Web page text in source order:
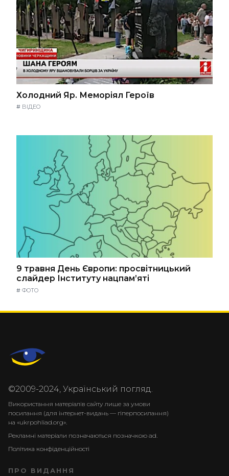
Холодний Яр. Меморіял Героїв
# ВІДЕО
9 травня День Європи: просвітницький
слайдер Інституту нацпам’яті
# ФОТО
©2009-2024, Український погляд.
Використання матеріалів сайту лише за умови
посилання (для інтернет-видань — гіперпосилання)
на «ukrpohliad.org».
Рекламні матеріали позначаються позначкою ad.
Політика конфіденційності
ПРО ВИДАННЯ